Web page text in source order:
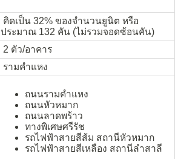
คิดเป็น 32% ของจำนวนยูนิต หรือ
ประมาณ 132 คัน (ไม่รวมจอดซ้อนคัน)
2 ตัว/อาคาร
รามคำแหง
ถนนรามคำแหง
ถนนหัวหมาก
ถนนลาดพร้าว
ทางพิเศษศรีรัช
รถไฟฟ้าสายสีส้ม สถานีหัวหมาก
รถไฟฟ้าสายสีเหลือง สถานีลำสาลี